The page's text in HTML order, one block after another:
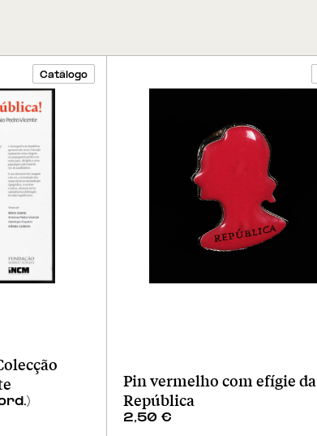
Catálogo
Pin vermelho com efígie da
República
2,50 €